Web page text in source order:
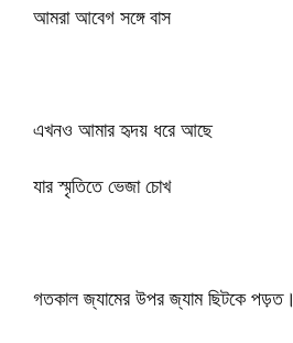
আমরা আবেগ সঙ্গে বাস
এখনও আমার হৃদয় ধরে আছে
যার স্মৃতিতে ভেজা চোখ
গতকাল জ্যামের উপর জ্যাম ছিটকে পড়ত।